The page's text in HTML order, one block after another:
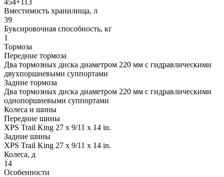
Вместимость хранилища, л
39
Буксировочная способность, кг
1
Тормоза
Передние тормоза
Два тормозных диска диаметром 220 мм с гидравлическими
двухпоршневыми суппортами
Задние тормоза
Два тормозных диска диаметром 220 мм с гидравлическими
однопоршневыми суппортами
Колеса и шины
Передние шины
XPS Trail King 27 x 9/11 x 14 in.
Задние шины
XPS Trail King 27 x 9/11 x 14 in.
Колеса, д
14
Особенности